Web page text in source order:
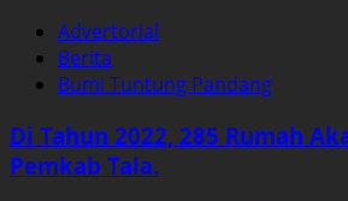
Road
Terakhir
Metode
Iqro
Advertorial
Berita
Bumi Tuntung Pandang
Di Tahun 2022, 285 Rumah
Pemkab Tala.